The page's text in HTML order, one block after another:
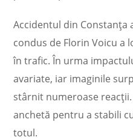
Accidentul din Constanța
condus de Florin Voicu a
în trafic. În urma
avariate, iar imaginile
stârnit numeroase
anchetă pentru a stabili
totul.